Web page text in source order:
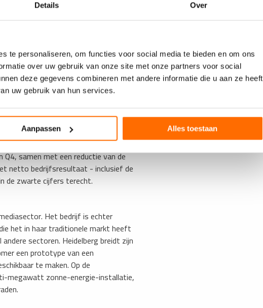
Details Over
te personaliseren, om functies voor social media te bieden en om ons
over uw gebruik van onze site met onze partners voor social
deze gegevens combineren met andere informatie die u aan ze heeft
uw gebruik van hun services.
Aanpassen Alles toestaan
herstructurering om arbeidskosten
kwartaal en €42 miljoen over negen
samen met een reductie van de
netto bedrijfsresultaat - inclusief de
de zwarte cijfers terecht.
Het bedrijf is echter
het in haar traditionele markt heeft
sectoren. Heidelberg breidt zijn
een prototype van een
te maken. Op de
megawatt zonne-energie-installatie,